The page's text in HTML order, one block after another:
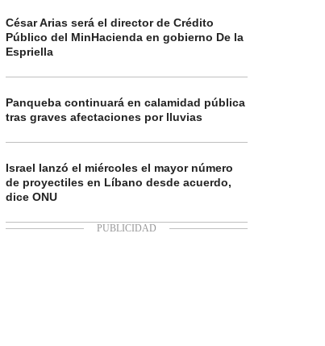
César Arias será el director de Crédito
Público del MinHacienda en gobierno De la
Espriella
Panqueba continuará en calamidad pública
tras graves afectaciones por lluvias
Israel lanzó el miércoles el mayor número
de proyectiles en Líbano desde acuerdo,
dice ONU